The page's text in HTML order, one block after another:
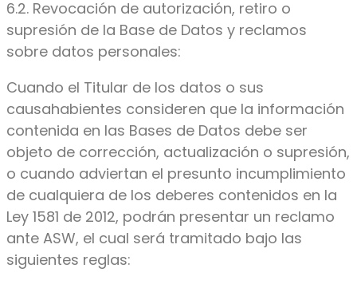
6.2. Revocación de autorización, retiro o
supresión de la Base de Datos y reclamos
sobre datos personales:
Cuando el Titular de los datos o sus
causahabientes consideren que la información
contenida en las Bases de Datos debe ser
objeto de corrección, actualización o supresión,
o cuando adviertan el presunto incumplimiento
de cualquiera de los deberes contenidos en la
Ley 1581 de 2012, podrán presentar un reclamo
ante ASW, el cual será tramitado bajo las
siguientes reglas: